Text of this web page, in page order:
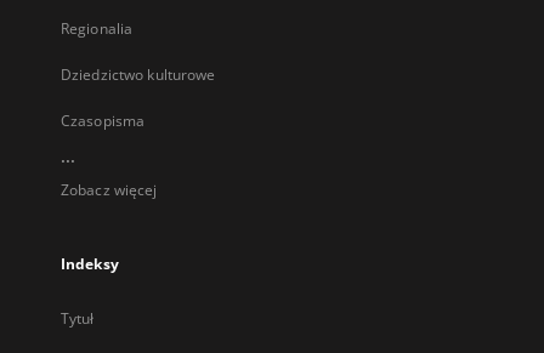
Regionalia
Dziedzictwo kulturowe
Czasopisma
...
Zobacz więcej
Indeksy
Tytuł